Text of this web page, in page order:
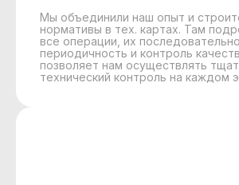
Мы объединили наш опыт и
нормативы в тех. картах. Там
все операции, их
периодичность и контроль
позволяет нам осуществлять
технический контроль на каждом